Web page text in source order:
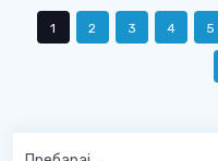
1 2 3 4 5